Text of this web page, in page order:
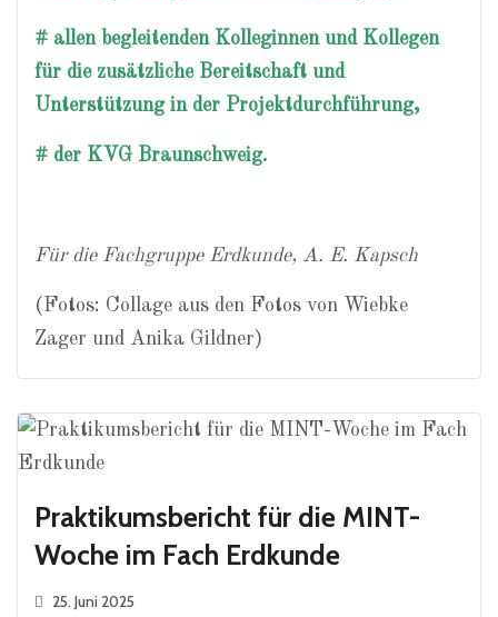
# allen begleitenden Kolleginnen und Kollegen
für die zusätzliche Bereitschaft und
Unterstützung in der Projektdurchführung,
# der KVG Braunschweig.
Für die Fachgruppe Erdkunde, A. E. Kapsch
(Fotos: Collage aus den Fotos von Wiebke
Zager und Anika Gildner)
Praktikumsbericht für die MINT-
Woche im Fach Erdkunde
25. Juni 2025